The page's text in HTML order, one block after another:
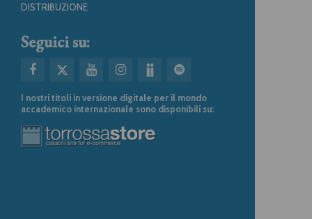
DISTRIBUZIONE
Seguici su:
I nostri titoli in versione digitale per il mondo
accademico internazionale sono disponibili su: